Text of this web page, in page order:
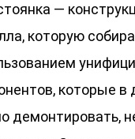
—
которую
которые в
демонтировать,